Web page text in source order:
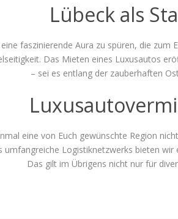
Lübeck als
faszinierende Aura zu spüren, die
Das Mieten eines Luxusautos
– sei es entlang der zauberhaften
eine von Euch gewünschte Region
umfangreiche Logistiknetzwerks bieten wir
Das gilt im Übrigens nicht nur für